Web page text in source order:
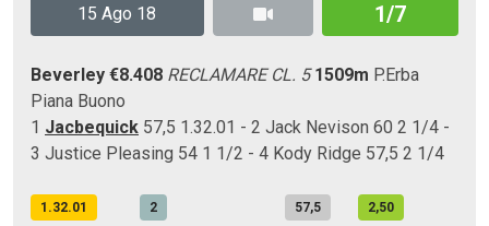
15 Ago 18 1/7
Beverley €8.408 RECLAMARE CL. 5 1509m P.Erba
Piana Buono
1 Jacbequick 57,5 1.32.01 - 2 Jack Nevison 60 2 1/4 -
3 Justice Pleasing 54 1 1/2 - 4 Kody Ridge 57,5 2 1/4
1.32.01 2 57,5 2,50